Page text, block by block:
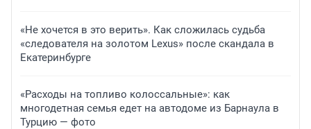
«Не хочется в это верить». Как сложилась судьба
«следователя на золотом Lexus» после скандала в
Екатеринбурге
«Расходы на топливо колоссальные»: как
многодетная семья едет на автодоме из Барнаула в
Турцию — фото